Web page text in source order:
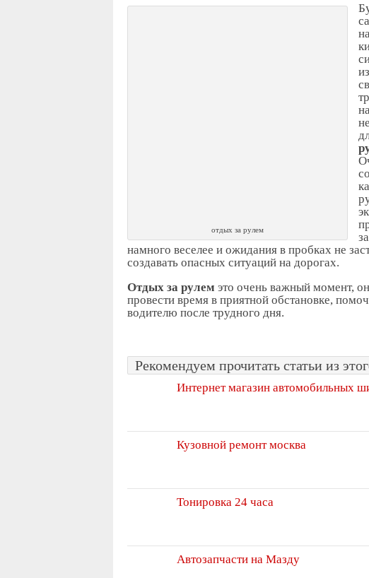
отдых за рулем
намного веселее и ожидания в пробках не
создавать опасных ситуаций на дорогах.
Отдых за рулем это очень важный момент,
провести время в приятной обстановке,
водителю после трудного дня.
Рекомендуем прочитать статьи из
Интернет магазин автомобильных
Кузовной ремонт москва
Тонировка 24 часа
Автозапчасти на Мазду